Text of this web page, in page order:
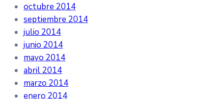
octubre 2014
septiembre 2014
julio 2014
junio 2014
mayo 2014
abril 2014
marzo 2014
enero 2014